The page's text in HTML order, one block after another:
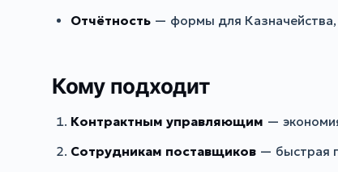
Отчётность — формы для Казначейства,
Кому подходит
Контрактным управляющим —
Сотрудникам поставщиков — быстрая